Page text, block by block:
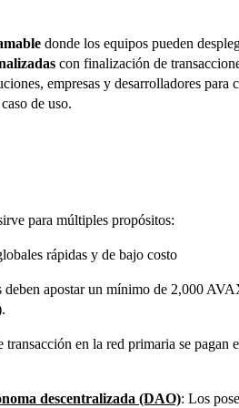
donde los equipos pueden
con finalización de
empresas y desarrolladores para
de uso.
para múltiples propósitos:
rápidas y de bajo costo
deben apostar un mínimo de 2,000
transacción en la red primaria se pagan
descentralizada (DAO): Los